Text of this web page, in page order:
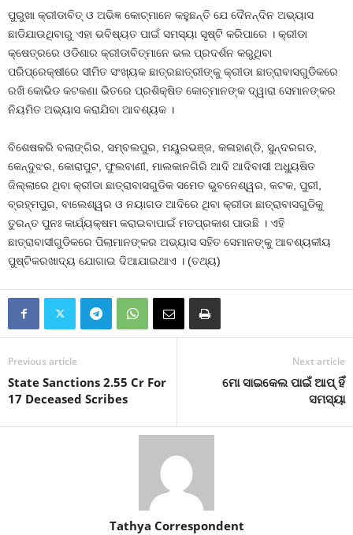
ପୁରୁଖା କ୍ରୀଡାବିତ୍‍ ଓ ଅଭିଜ୍ଞ କୋଚ୍‍ମାନେ କହୁଛନ୍ତି ଯେ ଦୈନନ୍ଦିନ ଅଭ୍ୟାସ
ଛାଡିଯାଉଥିବାରୁ ଏହା ଭବିଷ୍ୟତ ପାଇଁ ସମସ୍ୟା ସୃଷ୍ଟି କରିପାରେ । କ୍ରୀଡା
କ୍ଷେତ୍ରରେ ଓଡିଶାର କ୍ରୀଡାବିତ୍‍ମାନେ ଭଲ ପ୍ରଦର୍ଶନ କରୁଥିବା
ପରିପ୍ରେକ୍ଷୀରେ ସୀମିତ ସଂଖ୍ୟକ ଛାତ୍ରଛାତ୍ରୀଙ୍କୁ କ୍ରୀଡା ଛାତ୍ରାବାସଗୁଡିକରେ
ରଖି କୋଭିଡ କଟକଣା ଭିତରେ ପ୍ରଶିକ୍ଷିତ କୋଚ୍‍ମାନଙ୍କ ଦ୍ୱାରା ସେମାନଙ୍କର
ନିୟମିତ ଅଭ୍ୟାସ କରାଯିବା ଆବଶ୍ୟକ ।
ବିଶେଷକରି ବଲାଙ୍ଗିର, ସମ୍ବଲପୁର, ମୟୁରଭଞ୍ଜ, କଳାହାଣ୍ଡି, ସୁନ୍ଦରଗଡ,
କେନ୍ଦୁଝର, କୋରାପୁଟ, ଫୁଲବାଣୀ, ମାଲକାନଗିରି ଆଦି ଆଦିବାସୀ ଅଧ୍ୟୁଷିତ
ଜିଲ୍ଲାରେ ଥିବା କ୍ରୀଡା ଛାତ୍ରାବାସଗୁଡିକ ସମେତ ଭୁବନେଶ୍ୱର, କଟକ, ପୁରୀ,
ବ୍ରହ୍ମପୁର, ବାଲେଶ୍ୱର ଓ ନୟାଗଡ ଆଦିରେ ଥିବା କ୍ରୀଡା ଛାତ୍ରାବାସଗୁଡିକୁ
ତୁରନ୍ତ ପୁନଃ କାର୍ଯ୍ୟକ୍ଷମ କରାଇବାପାଇଁ ମତପ୍ରକାଶ ପାଉଛି । ଏହି
ଛାତ୍ରାବାସୀଗୁଡିକରେ ପିଲାମାନଙ୍କର ଅଭ୍ୟାସ ସହିତ ସେମାନଙ୍କୁ ଆବଶ୍ୟକୀୟ
ପୁଷ୍ଟିକରଖାଦ୍ୟ ଯୋଗାଇ ଦିଆଯାଇଥାଏ । (ତଥ୍ୟ)
Previous article
State Sanctions 2.55 Cr For
17 Deceased Scribes
Next article
ମୋ ସାଇକେଲ ପାଇଁ ଆପ୍‍ ହିଁ
ସମସ୍ୟା
Tathya Correspondent